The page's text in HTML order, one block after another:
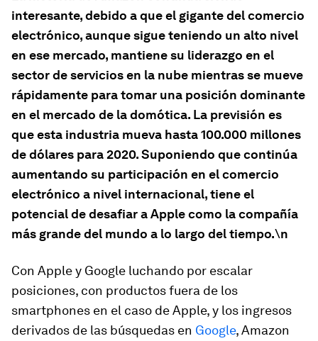
interesante, debido a que el gigante del comercio
electrónico, aunque sigue teniendo un alto nivel
en ese mercado, mantiene su liderazgo en el
sector de servicios en la nube mientras se mueve
rápidamente para tomar una posición dominante
en el mercado de la domótica. La previsión es
que esta industria mueva hasta 100.000 millones
de dólares para 2020. Suponiendo que continúa
aumentando su participación en el comercio
electrónico a nivel internacional, tiene el
potencial de desafiar a Apple como la compañía
más grande del mundo a lo largo del tiempo.\n
Con Apple y Google luchando por escalar
posiciones, con productos fuera de los
smartphones en el caso de Apple, y los ingresos
derivados de las búsquedas en Google, Amazon